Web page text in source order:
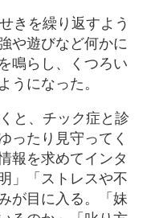
きを繰り返すよう
や遊びなど何かに
鳴らし、くつろい
うになった。
と、チック症と診
ったり見守ってく
報を求めてインタ
」「ストレスや不
が目に入る。「妹